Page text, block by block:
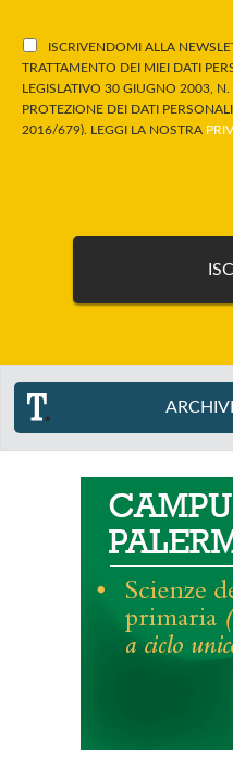
ISCRIVENDOMI ALLA
TRATTAMENTO DEI MIEI DATI
LEGISLATIVO 30 GIUGNO 2003,
PROTEZIONE DEI DATI
2016/679). LEGGI LA NOSTRA